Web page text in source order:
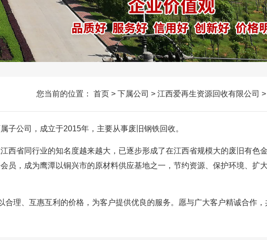
您当前的位置： 首页 > 下属公司 > 江西爱再生资源回收有限公司
下属子公司，成立于2015年，主要从事废旧钢铁回收。
江西省同行业的知名度越来越大，已逐步形成了在江西省规模大的废旧有色
员，成为鹰潭以铜兴市的原材料供应基地之一，节约资源、保护环境、扩
合理、互惠互利的价格，为客户提供优良的服务。愿与广大客户精诚合作